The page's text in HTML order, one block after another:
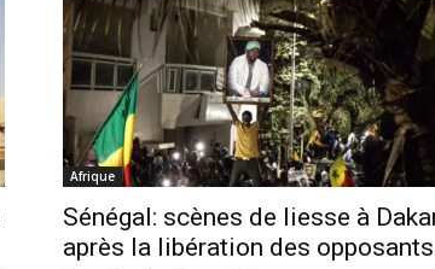
Afrique
Sénégal: scènes de liesse à
après la libération des